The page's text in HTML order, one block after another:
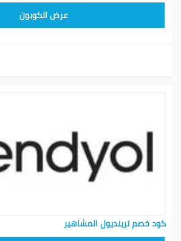
عرض الكوبون
كود خصم ترينديول المشاهير